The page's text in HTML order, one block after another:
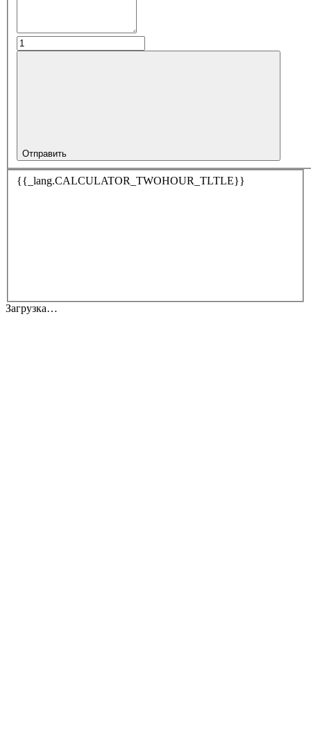
Отправить
{{_lang.CALCULATOR_TWOHOUR_TLTLE}}
Загрузка…